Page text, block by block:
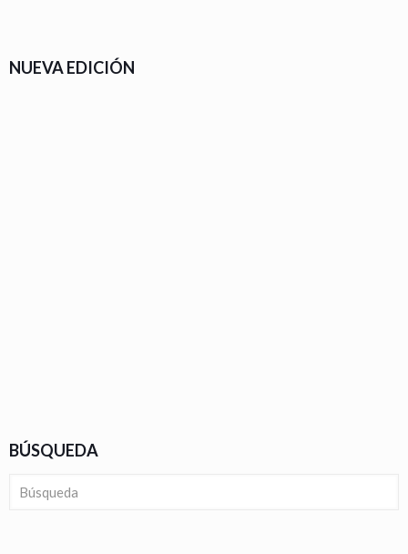
NUEVA EDICIÓN
BÚSQUEDA